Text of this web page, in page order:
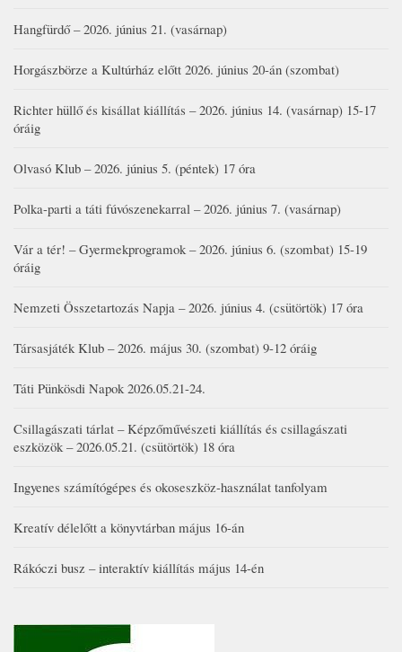
Hangfürdő – 2026. június 21. (vasárnap)
Horgászbörze a Kultúrház előtt 2026. június 20-án (szombat)
Richter hüllő és kisállat kiállítás – 2026. június 14. (vasárnap) 15-17
óráig
Olvasó Klub – 2026. június 5. (péntek) 17 óra
Polka-parti a táti fúvószenekarral – 2026. június 7. (vasárnap)
Vár a tér! – Gyermekprogramok – 2026. június 6. (szombat) 15-19
óráig
Nemzeti Összetartozás Napja – 2026. június 4. (csütörtök) 17 óra
Társasjáték Klub – 2026. május 30. (szombat) 9-12 óráig
Táti Pünkösdi Napok 2026.05.21-24.
Csillagászati tárlat – Képzőművészeti kiállítás és csillagászati
eszközök – 2026.05.21. (csütörtök) 18 óra
Ingyenes számítógépes és okoseszköz-használat tanfolyam
Kreatív délelőtt a könyvtárban május 16-án
Rákóczi busz – interaktív kiállítás május 14-én